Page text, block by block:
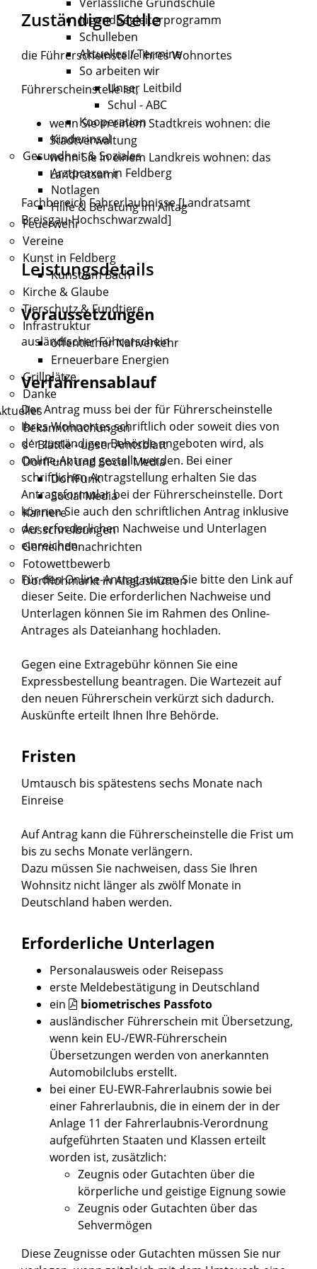
Jugendbegleiterprogramm
Schulleben
Aktuelles / Termine
So arbeiten wir
Unser Leitbild
Schul - ABC
Kooperation
Kinderinsel
Gesundheit & Soziales
Arztpraxen in Feldberg
Notlagen
Hilfe & Beratung im Alltag
Feuerwehr
Vereine
Kunst in Feldberg
Kunst am Bach
Kirche & Glaube
Tierschutz & Fundtiere
Infrastruktur
öffentlicher Nahverkehr
Erneuerbare Energien
Grillplätze
Danke
Bekanntmachungen
s´ Blättle - unser Amtsblatt
DorfFunk und Social Media
DorfFunk
Social Media
Karriere
Ausschreibungen
Gemeindenachrichten
Fotowettbewerb
Dorfflohmarkt in Altglashütten
Zuständige Stelle
die Führerscheinstelle Ihres Wohnortes
Führerscheinstelle ist,
wenn Sie in einem Stadtkreis wohnen: die
Stadtverwaltung
wenn Sie in einem Landkreis wohnen: das
Landratsamt
Fachbereich Fahrerlaubnisse [Landratsamt
Breisgau-Hochschwarzwald]
Leistungsdetails
Voraussetzungen
ausländischer Führerschein
Verfahrensablauf
Der Antrag muss bei der für Führerscheinstelle
Ihres Wohnortes schriftlich oder soweit dies von
der zuständigen Behörde angeboten wird, als
Online-Antrag gestellt werden. Bei einer
schriftlichen Antragstellung erhalten Sie das
Antragsformular bei der Führerscheinstelle. Dort
können Sie auch den schriftlichen Antrag inklusive
der erforderlichen Nachweise und Unterlagen
einreichen.
Für den Online-Antrag nutzen Sie bitte den Link auf
dieser Seite. Die erforderlichen Nachweise und
Unterlagen können Sie im Rahmen des Online-
Antrages als Dateianhang hochladen.
Gegen eine Extragebühr können Sie eine
Expressbestellung beantragen. Die Wartezeit auf
den neuen Führerschein verkürzt sich dadurch.
Auskünfte erteilt Ihnen Ihre Behörde.
Fristen
Umtausch bis spätestens sechs Monate nach
Einreise
Auf Antrag kann die Führerscheinstelle die Frist um
bis zu sechs Monate verlängern.
Dazu müssen Sie nachweisen, dass Sie Ihren
Wohnsitz nicht länger als zwölf Monate in
Deutschland haben werden.
Erforderliche Unterlagen
Personalausweis oder Reisepass
erste Meldebestätigung in Deutschland
ein
biometrisches Passfoto
ausländischer Führerschein mit Übersetzung,
wenn kein EU-/EWR-Führerschein
Übersetzungen werden von anerkannten
Automobilclubs erstellt.
bei einer EU-EWR-Fahrerlaubnis sowie bei
einer Fahrerlaubnis, die in einem der in der
Anlage 11 der Fahrerlaubnis-Verordnung
aufgeführten Staaten und Klassen erteilt
worden ist, zusätzlich:
Zeugnis oder Gutachten über die
körperliche und geistige Eignung sowie
Zeugnis oder Gutachten über das
Sehvermögen
Diese Zeugnisse oder Gutachten müssen Sie nur